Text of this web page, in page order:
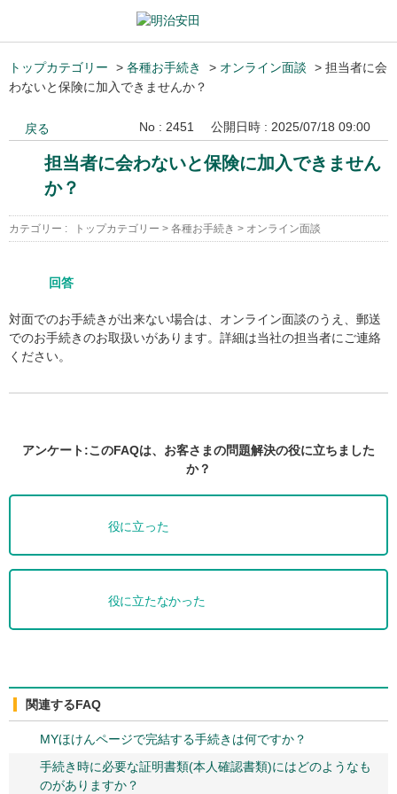
トップカテゴリー > 各種お手続き > オンライン面談 > 担当者に会
わないと保険に加入できませんか？
戻る No : 2451 公開日時 : 2025/07/18 09:00
担当者に会わないと保険に加入できません
か？
カテゴリー : トップカテゴリー > 各種お手続き > オンライン面談
回答
対面でのお手続きが出来ない場合は、オンライン面談のうえ、郵送
でのお手続きのお取扱いがあります。詳細は当社の担当者にご連絡
ください。
アンケート:このFAQは、お客さまの問題解決の役に立ちました
か？
役に立った
役に立たなかった
関連するFAQ
MYほけんページで完結する手続きは何ですか？
手続き時に必要な証明書類(本人確認書類)にはどのようなも
のがありますか？